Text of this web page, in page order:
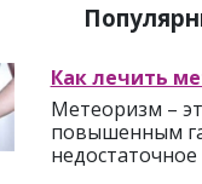
Как лечить
Метеоризм –
повышенным